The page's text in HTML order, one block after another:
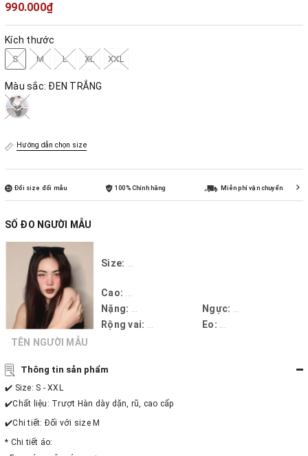
990.000₫
Kích thước
S M L XL XXL
Màu sắc: ĐEN TRẮNG
Hướng dẫn chọn size
Đổi size đổi mẫu 100% Chính hãng Miễn phí vận chuyển
SỐ ĐO NGƯỜI MẪU
TÊN NGƯỜI MẪU
Size:
Cao:
Nặng:
Ngực:
Rộng vai:
Eo:
Thông tin sản phẩm
✔️ Size: S - XXL
✔️Chất liệu: Trượt Hàn dày dặn, rũ, cao cấp
✔️Chi tiết: Đối với size M
* Chi tiết áo: